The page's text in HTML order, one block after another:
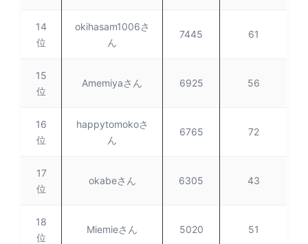
14
位
okihasam1006さ
ん
7445 61
15
位
Amemiyaさん 6925 56
16
位
happytomokoさ
ん
6765 72
17
位
okabeさん 6305 43
18
位
Miemieさん 5020 51